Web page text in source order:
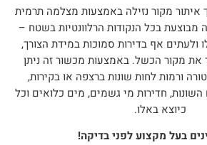
איתור מקור נזילה באמצעות מצלמה תרמית
מבוצעת בכל הנקודות הרלוונטיות בשטח –
ולעתים אף בדירות סמוכות במידת הצורך,
מקור הכשל. באמצעות מכשור זה ניתן
ורמות לחות שונות ברצפה או בקירות,
חדירות מי גשמים, מים כלואים וכל
כיוצא באלו.
בעל מקצוע לפני בדיקה!